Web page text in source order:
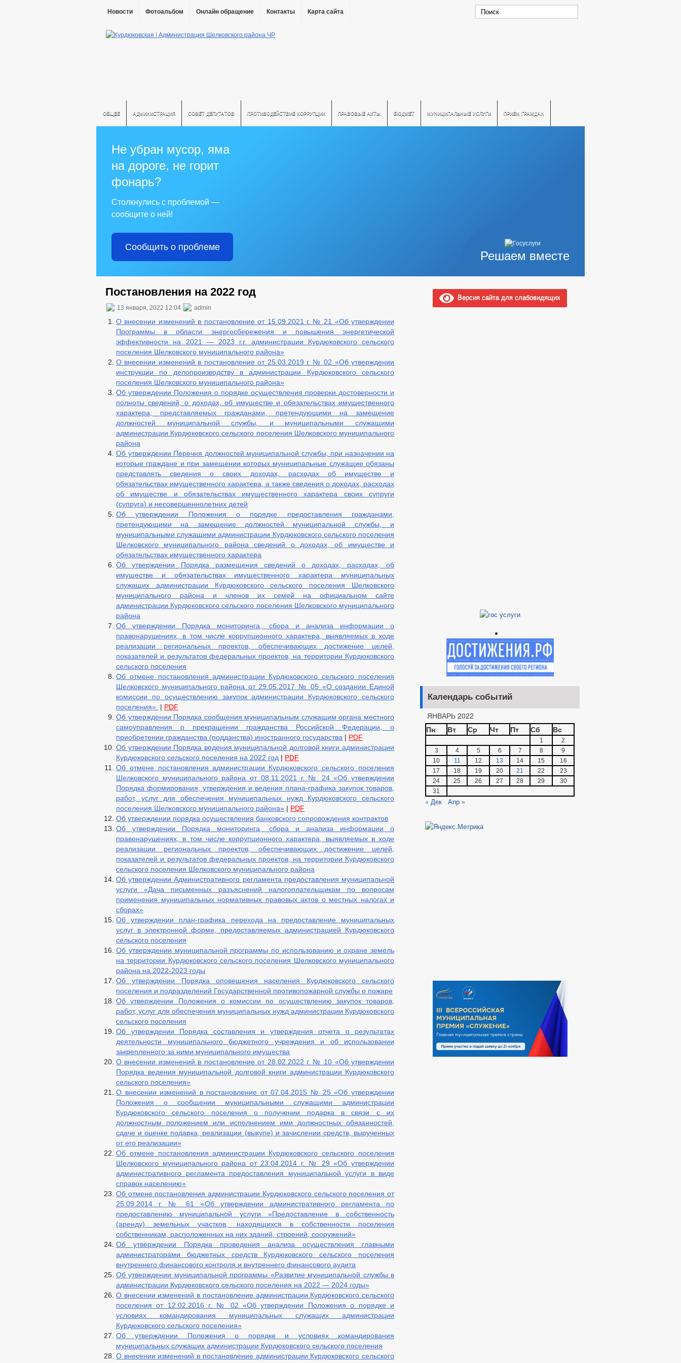
Новости Фотоальбом Онлайн обращение Контакты Карта сайта
ОБЩЕЕ АДМИНИСТРАЦИЯ СОВЕТ ДЕПУТАТОВ ПРОТИВОДЕЙСТВИЕ КОРРУПЦИИ ПРАВОВЫЕ АКТЫ БЮДЖЕТ МУНИЦИПАЛЬНЫЕ УСЛУГИ ПРИЕМ ГРАЖДАН
Решаем вместе
Не убран мусор, яма
на дороге, не горит
фонарь?
Столкнулись с проблемой —
сообщите о ней!
Сообщить о проблеме
Постановления на 2022 год
13 января, 2022 12:04 admin
О внесении изменений в постановление от 15.09.2021 г. № 21 «Об утверждении
Программы в области энергосбережения и повышения энергетической
эффективности на 2021 — 2023 г.г. администрации Курдюковского сельского
поселения Шелковского муниципального района»
О внесении изменений в постановление от 25.03.2019 г. № 02 «Об утверждении
инструкции по делопроизводству в администрации Курдюковского сельского
поселения Шелковского муниципального района»
Об утверждении Положения о порядке осуществления проверки достоверности и
полноты сведений, о доходах, об имуществе и обязательствах имущественного
характера, представляемых гражданами, претендующими на замещение
должностей муниципальной службы, и муниципальными служащими
администрации Курдюковского сельского поселения Шелковского муниципального
района
Об утверждении Перечня должностей муниципальной службы, при назначении на
которые граждане и при замещении которых муниципальные служащие обязаны
представлять сведения о своих доходах, расходах об имуществе и
обязательствах имущественного характера, а также сведения о доходах, расходах
об имуществе и обязательствах имущественного характера своих супруги
(супруга) и несовершеннолетних детей
Об утверждении Положения о порядке предоставления гражданами,
претендующими на замещение должностей муниципальной службы, и
муниципальными служащими администрации Курдюковского сельского поселения
Шелковского муниципального района сведений о доходах, об имуществе и
обязательствах имущественного характера
Об утверждении Порядка размещения сведений о доходах, расходах, об
имуществе и обязательствах имущественного характера муниципальных
служащих администрации Курдюковского сельского поселения Шелковского
муниципального района и членов их семей на официальном сайте
администрации Курдюковского сельского поселения Шелковского муниципального
района
Об утверждении Порядка мониторинга, сбора и анализа информации о
правонарушениях, в том числе коррупционного характера, выявляемых в ходе
реализации региональных проектов, обеспечивающих достижение целей,
показателей и результатов федеральных проектов, на территории Курдюковского
сельского поселения
Об отмене постановления администрации Курдюковского сельского поселения
Шелковского муниципального района от 29.05.2017 № 05 «О создании Единой
комиссии по осуществлению закупок администрации Курдюковского сельского
поселения». | PDF
Об утверждении Порядка сообщения муниципальным служащим органа местного
самоуправления о прекращении гражданства Российской Федерации, о
приобретении гражданства (подданства) иностранного государства | PDF
Об утверждении Порядка ведения муниципальной долговой книги администрации
Курдюковского сельского поселения на 2022 год | PDF
Об отмене постановления администрации Курдюковского сельского поселения
Шелковского муниципального района от 08.11.2021 г. № 24 «Об утверждении
Порядка формирования, утверждения и ведения плана-графика закупок товаров,
работ, услуг для обеспечения муниципальных нужд Курдюковского сельского
поселения Шелковского муниципального района» | PDF
Об утверждении порядка осуществления банковского сопровождения контрактов
Об утверждении Порядка мониторинга, сбора и анализа информации о
правонарушениях, в том числе коррупционного характера, выявляемых в ходе
реализации региональных проектов, обеспечивающих достижение целей,
показателей и результатов федеральных проектов, на территории Курдюковского
сельского поселения Шелковского муниципального района
Об утверждении Административного регламента предоставления муниципальной
услуги «Дача письменных разъяснений налогоплательщикам по вопросам
применения муниципальных нормативных правовых актов о местных налогах и
сборах»
Об утверждении план-графика перехода на предоставление муниципальных
услуг в электронной форме, предоставляемых администрацией Курдюковского
сельского поселения
Об утверждении муниципальной программы по использованию и охране земель
на территории Курдюковского сельского поселения Шелковского муниципального
района на 2022-2023 годы
Об утверждении Порядка оповещения населения Курдюковского сельского
поселения и подразделений Государственной противопожарной службы о пожаре
Об утверждении Положения о комиссии по осуществлению закупок товаров,
работ, услуг для обеспечения муниципальных нужд администрации Курдюковского
сельского поселения
Об утверждении Порядка составления и утверждения отчета о результатах
деятельности муниципального бюджетного учреждения и об использовании
закрепленного за ними муниципального имущества
О внесении изменений в постановление от 28.02.2022 г. № 10 «Об утверждении
Порядка ведения муниципальной долговой книги администрации Курдюковского
сельского поселения»
О внесении изменений в постановление от 07.04.2015 № 25 «Об утверждении
Положения о сообщении муниципальными служащими администрации
Курдюковского сельского поселения о получении подарка в связи с их
должностным положением или исполнением ими должностных обязанностей,
сдаче и оценке подарка, реализации (выкупе) и зачислении средств, вырученных
от его реализации»
Об отмене постановления администрации Курдюковского сельского поселения
Шелковского муниципального района от 23.04.2014 г. № 29 «Об утверждении
административного регламента предоставления муниципальной услуги в виде
справок населению»
Об отмене постановления администрации Курдюковского сельского поселения от
25.09.2014 г. № 61 «Об утверждении административного регламента по
предоставлению муниципальной услуги «Предоставление в собственность
(аренду) земельных участков, находящихся в собственности поселения
собственникам, расположенных на них зданий, строений, сооружений»
Об утверждении Порядка проведения анализа осуществления главными
администраторами бюджетных средств Курдюковского сельского поселения
внутреннего финансового контроля и внутреннего финансового аудита
Об утверждении муниципальной программы «Развитие муниципальной службы в
администрации Курдюковского сельского поселения на 2022 — 2024 годы»
О внесении изменений в постановление администрации Курдюковского сельского
поселения от 12.02.2016 г. № 02 «Об утверждении Положения о порядке и
условиях командирования муниципальных служащих администрации
Курдюковского сельского поселения»
Об утверждении Положения о порядке и условиях командирования
муниципальных служащих администрации Курдюковского сельского поселения
О внесении изменений в постановление администрации Курдюковского сельского
Версия сайта для слабовидящих
Календарь событий
ЯНВАРЬ 2022
Пн
Вт Ср Чт Пт Сб Вс
1
2
3
4 5 6 7 8
9
10
11 12 13 14 15
16
17
18 19 20 21 22
23
24
25 26 27 28 29
30
31
« Дек Апр »